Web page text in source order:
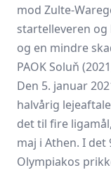
mod Zulte-
startelleveren
og en mindre
PAOK Soluň
Den 5. januar
halvårig
det til fire
maj i Athen. I
Olympiakos